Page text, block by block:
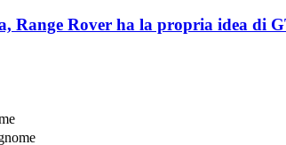
Range Rover ha la propria idea di